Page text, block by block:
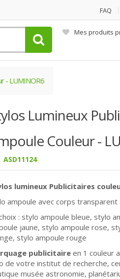
FAQ
Mes produits
- LUMINOR6
Lumineux
Couleur -
ASD11124
lumineux Publicitaires
ampoule avec corps transparent
: stylo ampoule bleue, stylo
jaune, stylo ampoule rose,
stylo ampoule rouge
publicitaireen 1 couleur
de votre institut de recherche,
musée astronomie,